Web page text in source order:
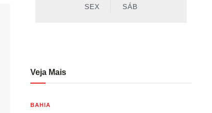
SEX SÁB
Veja Mais
BAHIA